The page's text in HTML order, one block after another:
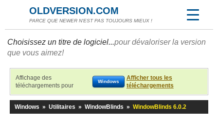
OLDVERSION.COM
PARCE QUE NEWER N'EST PAS TOUJOURS MIEUX !
Choisissez un titre de logiciel...pour dévaloriser la version
que vous aimez!
Affichage des
téléchargements pour
Windows
Afficher tous les
téléchargements
Windows » Utilitaires » WindowBlinds » WindowBlinds 6.0.2